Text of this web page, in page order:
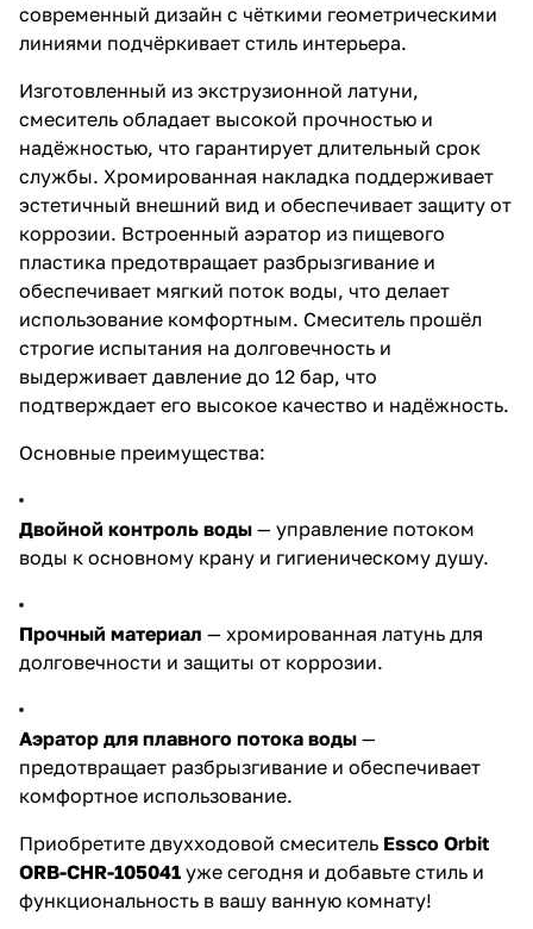
современный дизайн с чёткими геометрическими
линиями подчёркивает стиль интерьера.
Изготовленный из экструзионной латуни,
смеситель обладает высокой прочностью и
надёжностью, что гарантирует длительный срок
службы. Хромированная накладка поддерживает
эстетичный внешний вид и обеспечивает защиту от
коррозии. Встроенный аэратор из пищевого
пластика предотвращает разбрызгивание и
обеспечивает мягкий поток воды, что делает
использование комфортным. Смеситель прошёл
строгие испытания на долговечность и
выдерживает давление до 12 бар, что
подтверждает его высокое качество и надёжность.
Основные преимущества:
Двойной контроль воды — управление потоком
воды к основному крану и гигиеническому душу.
Прочный материал — хромированная латунь для
долговечности и защиты от коррозии.
Аэратор для плавного потока воды —
предотвращает разбрызгивание и обеспечивает
комфортное использование.
Приобретите двухходовой смеситель Essco Orbit
ORB-CHR-105041 уже сегодня и добавьте стиль и
функциональность в вашу ванную комнату!